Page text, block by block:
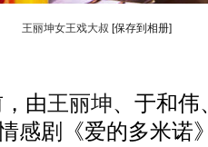
王丽坤女王戏大叔 [保存到相册]
由王丽坤、于和伟
感剧《爱的多米诺